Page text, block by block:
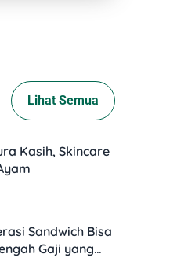
Lihat Semua
Kasih, Skincare
Sandwich Bisa
Gaji yang